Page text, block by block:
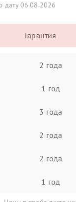
дату 06.08.2026
Гарантия
2 года
1 год
3 года
2 года
2 года
1 год